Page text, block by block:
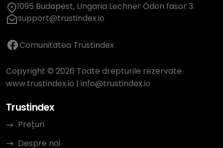
1095 Budapest, Ungaria Lechner Ödön fasor 3.
support@trustindex.io
Comunitatea Trustindex
Copyright © 2026 Toate drepturile rezervate
www.trustindex.io | info@trustindex.io
Trustindex
Prețuri
Despre noi